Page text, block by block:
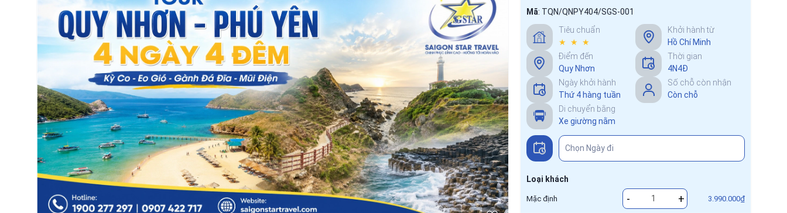
Mã: TQN/QNPY404/SGS-001
Tiêu chuẩn
★ ★ ★
Khởi hành từ
Hồ Chí Minh
Điểm đến
Quy Nhơn
Thời gian
4N4Đ
Ngày khởi hành
Thứ 4 hàng tuần
Số chỗ còn nhận
Còn chỗ
Di chuyển bằng
Xe giường nằm
Loại khách
Mặc định - + 3.990.000₫